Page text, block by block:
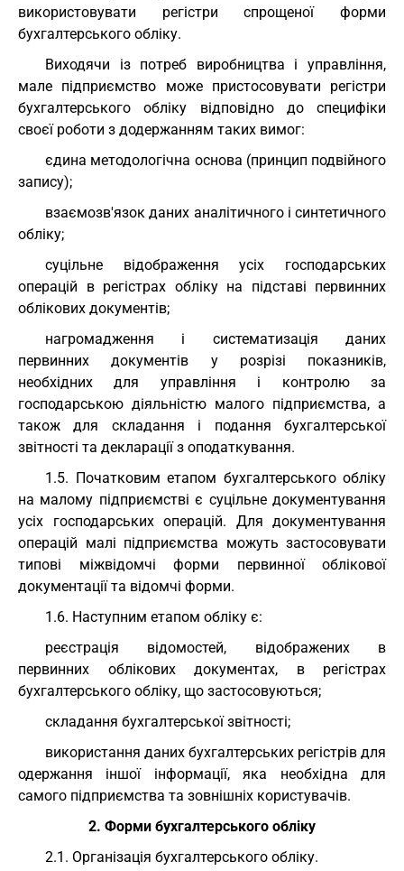
використовувати регістри спрощеної форми
бухгалтерського обліку.
Виходячи із потреб виробництва і управління,
мале підприємство може пристосовувати регістри
бухгалтерського обліку відповідно до специфіки
своєї роботи з додержанням таких вимог:
єдина методологічна основа (принцип подвійного
запису);
взаємозв'язок даних аналітичного і синтетичного
обліку;
суцільне відображення усіх господарських
операцій в регістрах обліку на підставі первинних
облікових документів;
нагромадження і систематизація даних
первинних документів у розрізі показників,
необхідних для управління і контролю за
господарською діяльністю малого підприємства, а
також для складання і подання бухгалтерської
звітності та декларації з оподаткування.
1.5. Початковим етапом бухгалтерського обліку
на малому підприємстві є суцільне документування
усіх господарських операцій. Для документування
операцій малі підприємства можуть застосовувати
типові міжвідомчі форми первинної облікової
документації та відомчі форми.
1.6. Наступним етапом обліку є:
реєстрація відомостей, відображених в
первинних облікових документах, в регістрах
бухгалтерського обліку, що застосовуються;
складання бухгалтерської звітності;
використання даних бухгалтерських регістрів для
одержання іншої інформації, яка необхідна для
самого підприємства та зовнішніх користувачів.
2. Форми бухгалтерського обліку
2.1. Організація бухгалтерського обліку.